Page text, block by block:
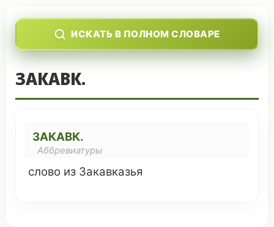
ИСКАТЬ В ПОЛНОМ СЛОВАРЕ
ЗАКАВК.
ЗАКАВК.
Аббревиатуры
слово из Закавказья